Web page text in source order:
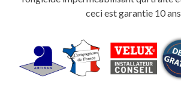
ceci est garantie 10